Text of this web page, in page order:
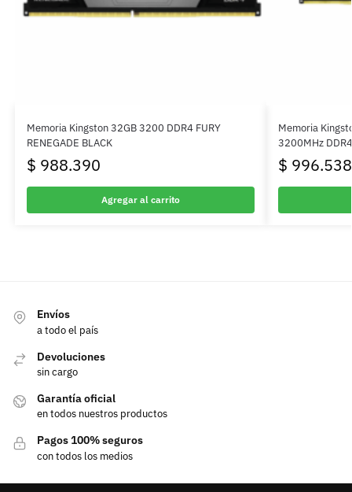
Memoria Kingston 32GB 3200 DDR4 FURY
RENEGADE BLACK
$ 988.390
Agregar al carrito
Memoria
3200MHz DDR4
$ 996.538
Envíos
a todo el país
Devoluciones
sin cargo
Garantía oficial
en todos nuestros productos
Pagos 100% seguros
con todos los medios